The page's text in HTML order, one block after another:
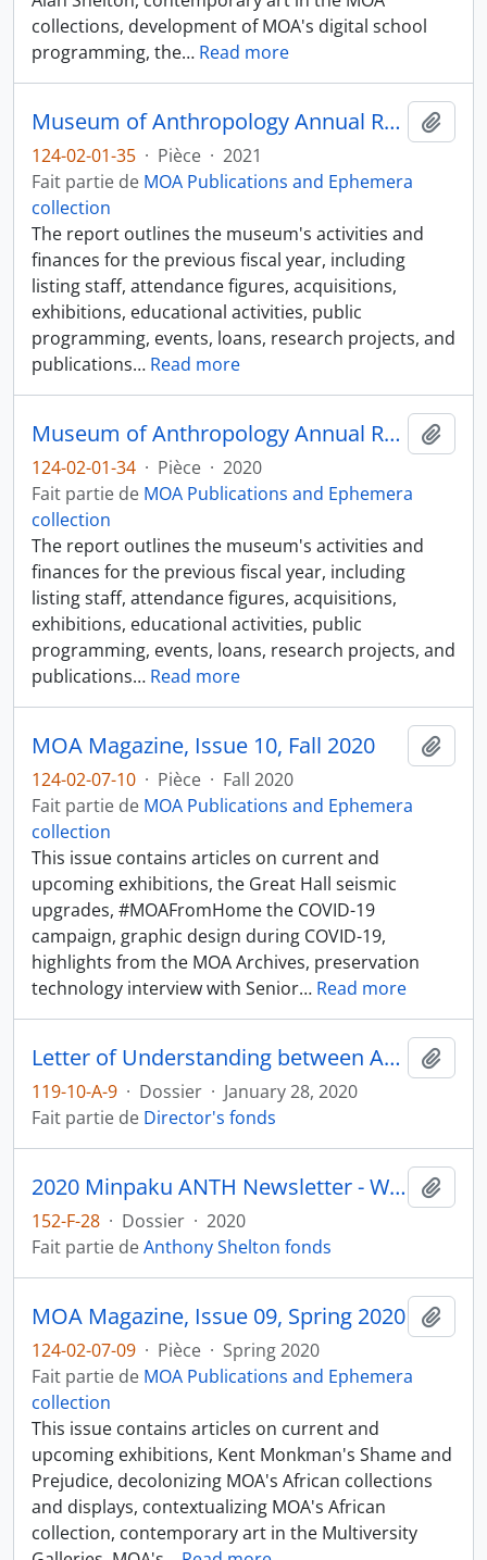
collections, development of MOA's digital school
programming, the… Read more
Museum of Anthropology Annual Report 2020-2021
124-02-01-35 · Pièce · 2021
Fait partie de MOA Publications and Ephemera
collection
The report outlines the museum's activities and
finances for the previous fiscal year, including
listing staff, attendance figures, acquisitions,
exhibitions, educational activities, public
programming, events, loans, research projects, and
publications… Read more
Museum of Anthropology Annual Report 2019-2020
124-02-01-34 · Pièce · 2020
Fait partie de MOA Publications and Ephemera
collection
The report outlines the museum's activities and
finances for the previous fiscal year, including
listing staff, attendance figures, acquisitions,
exhibitions, educational activities, public
programming, events, loans, research projects, and
publications… Read more
MOA Magazine, Issue 10, Fall 2020
124-02-07-10 · Pièce · Fall 2020
Fait partie de MOA Publications and Ephemera
collection
This issue contains articles on current and
upcoming exhibitions, the Great Hall seismic
upgrades, #MOAFromHome the COVID-19
campaign, graphic design during COVID-19,
highlights from the MOA Archives, preservation
technology interview with Senior… Read more
Letter of Understanding between America's Research Network and Museum of Anthropology at UBC
119-10-A-9 · Dossier · January 28, 2020
Fait partie de Director's fonds
2020 Minpaku ANTH Newsletter - World Museologies Workshop
152-F-28 · Dossier · 2020
Fait partie deAnthony Shelton fonds
MOA Magazine, Issue 09, Spring 2020
124-02-07-09 · Pièce · Spring 2020
Fait partie de MOA Publications and Ephemera
collection
This issue contains articles on current and
upcoming exhibitions, Kent Monkman's Shame and
Prejudice, decolonizing MOA's African collections
and displays, contextualizing MOA's African
collection, contemporary art in the Multiversity